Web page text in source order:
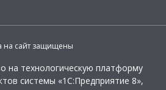
на сайт защищены
на технологическую платформу
системы «1С:Предприятие 8»,